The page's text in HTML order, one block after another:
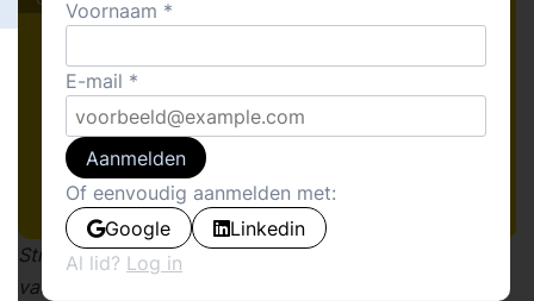
Strategie – een plan waarin de visie voor de toekomst
van een organisatie is uitgewerkt – wordt steeds
Voornaam
E-mail
Aanmelden
Of eenvoudig aanmelden met:
Google
Linkedin
Al lid? Log in